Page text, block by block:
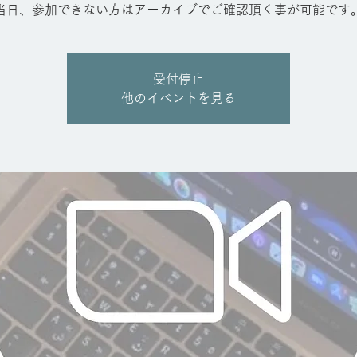
日、参加できない方はアーカイブでご確認頂く事が可能です
受付停止
他のイベントを見る